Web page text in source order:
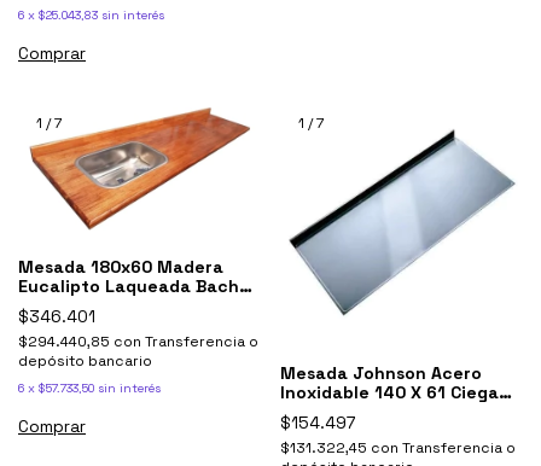
6 x $25.043,83 sin interés
Comprar
1 /7
Mesada 180x60 Madera
Eucalipto Laqueada Bacha
Simple Johnson
$346.401
$294.440,85 con Transferencia o
depósito bancario
6 x $57.733,50 sin interés
1 /7
Mesada Johnson Acero
Inoxidable 140 X 61 Ciega
Lisa 1,40
$154.497
$131.322,45 con Transferencia o